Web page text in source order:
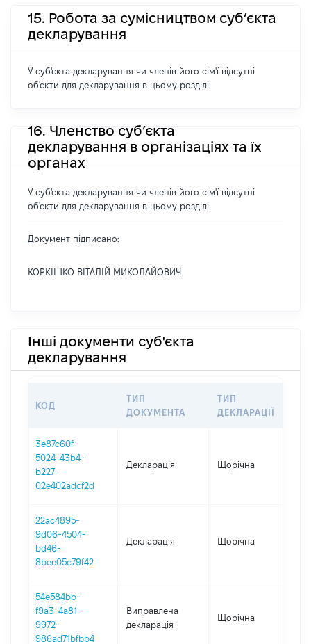
15. Робота за сумісництвом суб’єкта
декларування
У суб'єкта декларування чи членів його сім'ї відсутні
об'єкти для декларування в цьому розділі.
16. Членство суб’єкта
декларування в організаціях та їх
органах
У суб'єкта декларування чи членів його сім'ї відсутні
об'єкти для декларування в цьому розділі.
Документ підписано:
КОРКІШКО ВІТАЛІЙ МИКОЛАЙОВИЧ
Інші документи суб'єкта
декларування
КОД
ТИП
ДОКУМЕНТА
ТИП
ДЕКЛАРАЦІЇ
3e87c60f-
5024-43b4-
b227-
02e402adcf2d
Декларація Щорічна
22ac4895-
9d06-4504-
bd46-
8bee05c79f42
Декларація Щорічна
54e584bb-
f9a3-4a81-
9972-
986ad71bfbb4
Виправлена
декларація
Щорічна